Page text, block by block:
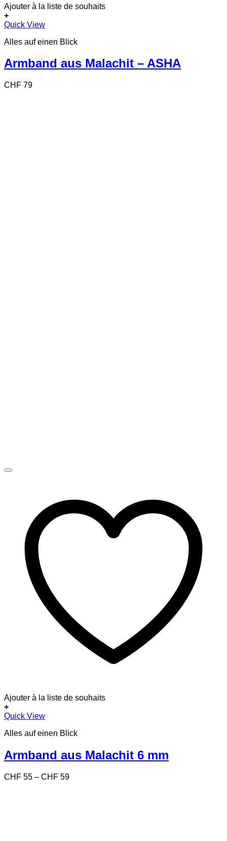
Ajouter à la liste de souhaits
+
Quick View
Alles auf einen Blick
Armband aus Malachit – ASHA
CHF 79
Ajouter à la liste de souhaits
+
Dieses
weist
Varianten
auf.
Optionen
Quick View
Alles auf einen Blick
Armband aus Malachit 6 mm
CHF 55 – CHF 59Preisspanne: